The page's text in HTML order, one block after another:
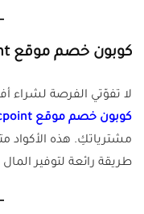
كوبون خصم موقع chicpoint
لا تفوّتي الفرصة لشراء
كوبون خصم موقع chicpoint
مشترياتكِ. هذه الأكواد
طريقة رائعة لتوفير